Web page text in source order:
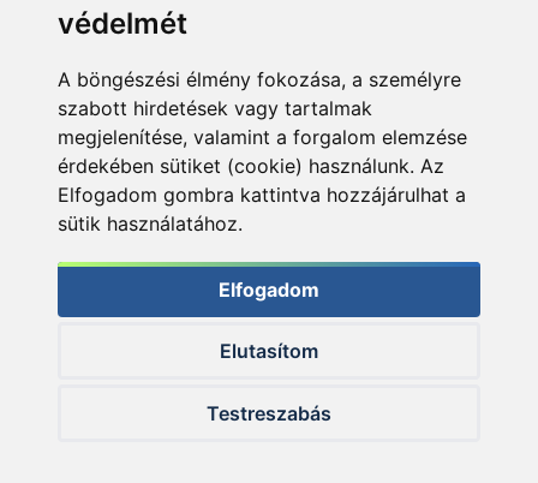
védelmét
A böngészési élmény fokozása, a személyre
szabott hirdetések vagy tartalmak
megjelenítése, valamint a forgalom elemzése
érdekében sütiket (cookie) használunk. Az
Elfogadom gombra kattintva hozzájárulhat a
sütik használatához.
Elfogadom
Elutasítom
Testreszabás